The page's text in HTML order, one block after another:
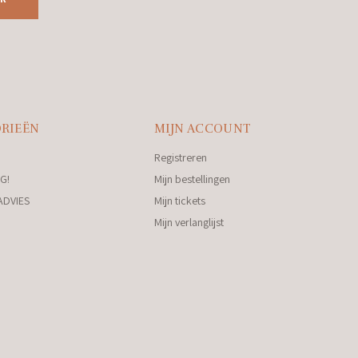
MIJN ACCOUNT
Registreren
Mijn bestellingen
Mijn tickets
Mijn verlanglijst